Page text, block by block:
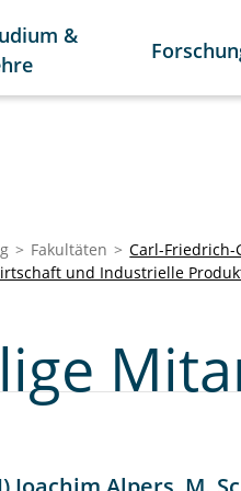
&
Fakultäten Carl-Friedrich-
und Industrielle